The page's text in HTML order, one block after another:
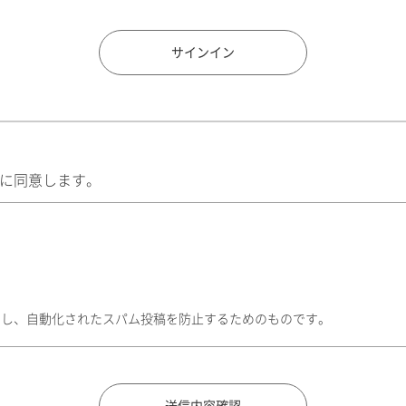
住所検索
サインイン
に同意します。
、自動化されたスパム投稿を防止するためのものです。